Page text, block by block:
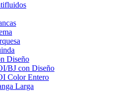
Diseño
BJ con Diseño
Color Entero
Larga